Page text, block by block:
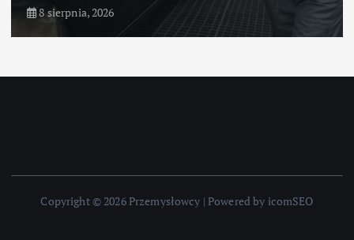
8 sierpnia, 2026
Copyright © 2026 Przemysłowcy | Powered by icomSEO